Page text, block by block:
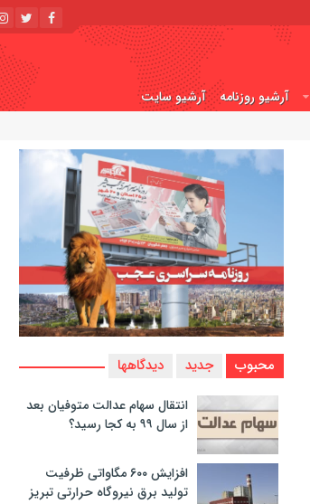
آرشیو روزنامه آرشیو سایت
محبوب جدید دیدگاهها
انتقال سهام عدالت متوفیان بعد
از سال ۹۹ به کجا رسید؟
افزایش ۶۰۰ مگاواتی ظرفیت
تولید برق نیروگاه حرارتی تبریز